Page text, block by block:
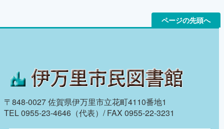
ページの先頭へ
〒848-0027 佐賀県伊万里市立花町4110番地1
TEL 0955-23-4646（代表）/ FAX 0955-22-3231